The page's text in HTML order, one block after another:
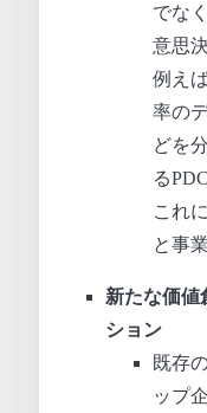
でな
意思
例え
率の
どを
る
これ
と事
新たな価値
ション
既存
ップ